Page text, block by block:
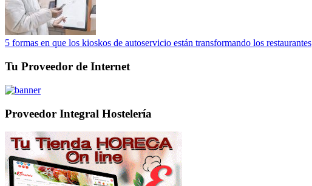
5 formas en que los kioskos de autoservicio están transformando los restaurantes
Tu Proveedor de Internet
Proveedor Integral Hostelería